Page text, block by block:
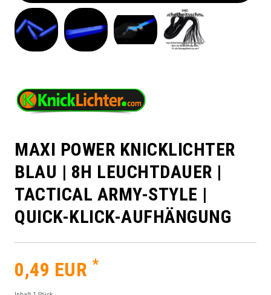
MAXI POWER KNICKLICHTER
BLAU | 8H LEUCHTDAUER |
TACTICAL ARMY-STYLE |
QUICK-KLICK-AUFHÄNGUNG
0,49 EUR *